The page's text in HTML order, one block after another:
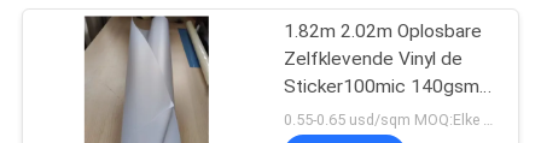
Weerspiegelende
Vinylsticker
1.82m 2.02m Oplosbare
Zelfklevende Vinyl de
Sticker100mic 140gsm
Voering van Breedtepvc